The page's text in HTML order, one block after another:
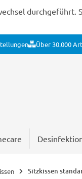
durchgeführt.
Über 30.000
Sitzkissen